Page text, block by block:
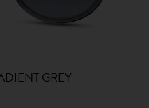
GREY